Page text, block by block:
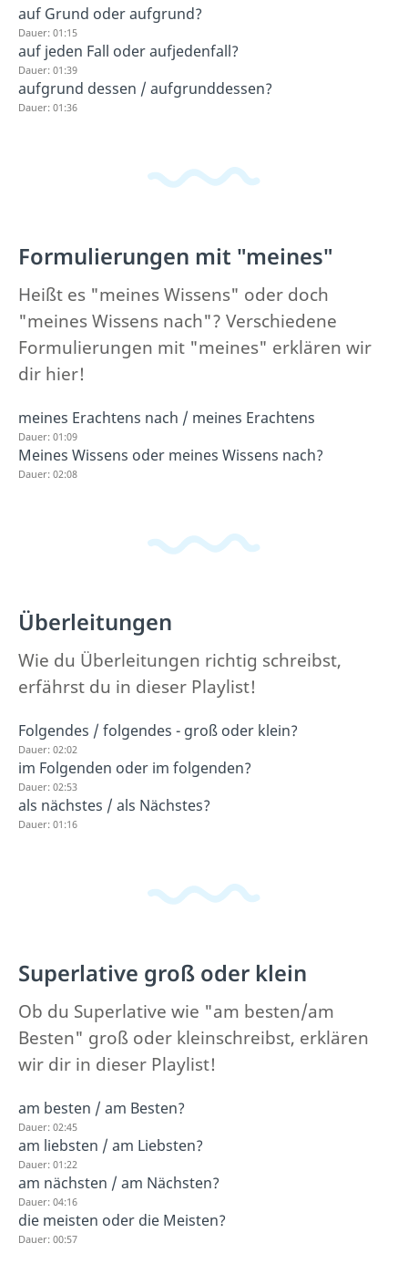
auf Grund oder aufgrund?
Dauer: 01:15
auf jeden Fall oder aufjedenfall?
Dauer: 01:39
aufgrund dessen / aufgrunddessen?
Dauer: 01:36
Formulierungen mit "meines"
Heißt es "meines Wissens" oder doch
"meines Wissens nach"? Verschiedene
Formulierungen mit "meines" erklären wir
dir hier!
meines Erachtens nach / meines Erachtens
Dauer: 01:09
Meines Wissens oder meines Wissens nach?
Dauer: 02:08
Überleitungen
Wie du Überleitungen richtig schreibst,
erfährst du in dieser Playlist!
Folgendes / folgendes - groß oder klein?
Dauer: 02:02
im Folgenden oder im folgenden?
Dauer: 02:53
als nächstes / als Nächstes?
Dauer: 01:16
Superlative groß oder klein
Ob du Superlative wie "am besten/am
Besten" groß oder kleinschreibst, erklären
wir dir in dieser Playlist!
am besten / am Besten?
Dauer: 02:45
am liebsten / am Liebsten?
Dauer: 01:22
am nächsten / am Nächsten?
Dauer: 04:16
die meisten oder die Meisten?
Dauer: 00:57